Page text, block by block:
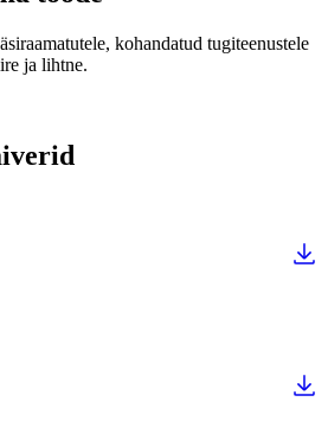
kohandatud tugiteenustele
ja lihtne.